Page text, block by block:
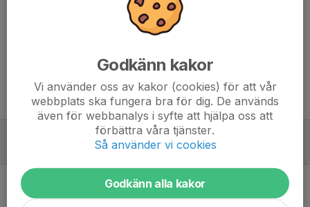
Tidigare nyheter
Första cupen för P19 är avklarad.
14 maj, 21:00 0
Uppdaterad hemsida efter föräldrainfo.
Godkänn kakor
Vi använder oss av kakor (cookies) för att vår
webbplats ska fungera bra för dig. De används
även för webbanalys i syfte att hjälpa oss att
förbättra våra tjänster.
Så använder vi cookies
Godkänn alla kakor